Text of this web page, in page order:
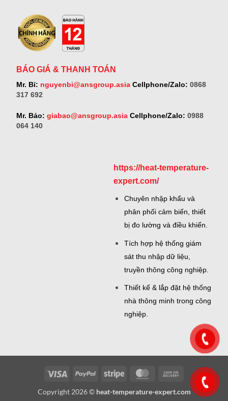
BÁO GIÁ & THANH TOÁN
Mr. Bỉ: nguyenbi@ansgroup.asiaCellphone/Zalo: 0868
317 692
Mr. Bảo: giabao@ansgroup.asiaCellphone/Zalo: 0988
064 140
https://heat-temperature-
expert.com/
Chuyên nhập khẩu và
phân phối cảm biến, thiết
bị đo lường và điều khiển.
Tích hợp hệ thống giám
sát thu nhập dữ liệu,
truyền thông công nghiệp.
Thiết kế & lắp đặt hệ thống
nhà thông minh trong công
nghiệp.
Visa PayPal Stripe MasterCardCash
On
Delivery
Copyright 2026 © heat-temperature-expert.com